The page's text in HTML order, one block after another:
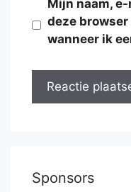
Mijn naam,
deze
wanneer ik
Sponsors